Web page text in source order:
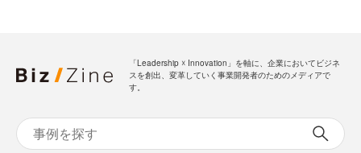
「Leadership ☓ Innovation」を軸に、企業においてビジネ
スを創出、変革していく事業開発者のためのメディアで
す。